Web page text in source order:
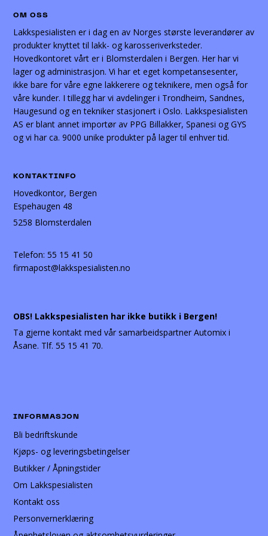
OM OSS
Lakkspesialisten er i dag en av Norges største leverandører av
produkter knyttet til lakk- og karosseriverksteder.
Hovedkontoret vårt er i Blomsterdalen i Bergen. Her har vi
lager og administrasjon. Vi har et eget kompetansesenter,
ikke bare for våre egne lakkerere og teknikere, men også for
våre kunder. I tillegg har vi avdelinger i Trondheim, Sandnes,
Haugesund og en tekniker stasjonert i Oslo. Lakkspesialisten
AS er blant annet importør av PPG Billakker, Spanesi og GYS
og vi har ca. 9000 unike produkter på lager til enhver tid.
KONTAKTINFO
Hovedkontor, Bergen
Espehaugen 48
5258 Blomsterdalen
Telefon:55 15 41 50
firmapost@lakkspesialisten.no
OBS! Lakkspesialisten har ikke butikk i Bergen!
Ta gjerne kontakt med vår samarbeidspartner Automix i
Åsane. Tlf. 55 15 41 70.
INFORMASJON
Bli bedriftskunde
Kjøps- og leveringsbetingelser
Butikker / Åpningstider
Om Lakkspesialisten
Kontakt oss
Personvernerklæring